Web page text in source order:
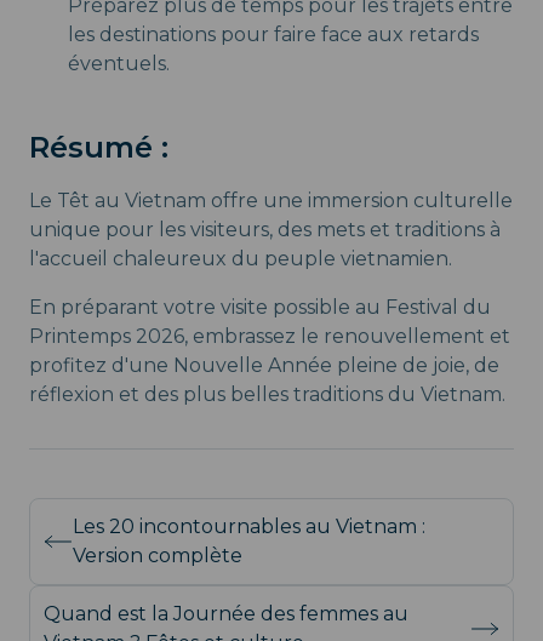
Préparez plus de temps pour les trajets entre
les destinations pour faire face aux retards
éventuels.
Résumé :
Le Têt au Vietnam offre une immersion culturelle
unique pour les visiteurs, des mets et traditions à
l'accueil chaleureux du peuple vietnamien.
En préparant votre visite possible au Festival du
Printemps 2026, embrassez le renouvellement et
profitez d'une Nouvelle Année pleine de joie, de
réflexion et des plus belles traditions du Vietnam.
Les 20 incontournables au Vietnam :
Version complète
Quand est la Journée des femmes au